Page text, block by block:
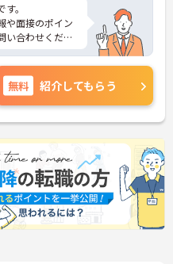
。
や面接のポイン
い合わせくださ
無料 紹介してもらう